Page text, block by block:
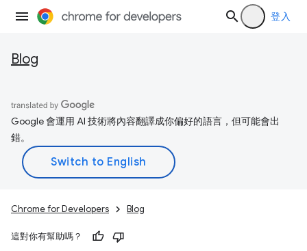
登入
Blog
Google 會運用 AI 技術將內容翻譯成你偏好的語言，但可能會出
錯。
Chrome for Developers Blog
這對你有幫助嗎？